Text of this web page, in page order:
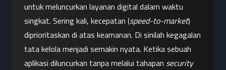
untuk meluncurkan layanan digital dalam waktu
singkat. Sering kali, kecepatan (speed-to-market)
diprioritaskan di atas keamanan. Di sinilah kegagalan
tata kelola menjadi semakin nyata. Ketika sebuah
aplikasi diluncurkan tanpa melalui tahapan security